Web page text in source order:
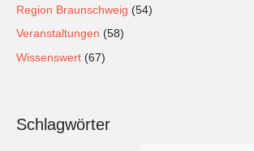
Region Braunschweig (54)
Veranstaltungen (58)
Wissenswert (67)
Schlagwörter